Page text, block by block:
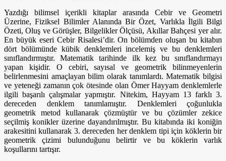
Yazdığı bilimsel içerikli kitaplar arasında Cebir ve Geometri
Üzerine, Fiziksel Bilimler Alanında Bir Özet, Varlıkla İlgili Bilgi
Özeti, Oluş ve Görüşler, Bilgelikler Ölçüsü, Akıllar Bahçesi yer alır.
En büyük eseri Cebir Risalesi’dir.On bölümden oluşan bu kitabın
dört bölümünde kübik denklemleri incelemiş ve bu denklemleri
sınıflandırmıştır. Matematik tarihinde ilk kez bu sınıflandırmayı
yapan kişidir. O cebiri, sayısal ve geometrik bilinmeyenlerin
belirlenmesini amaçlayan bilim olarak tanımlardı. Matematik bilgisi
ve yeteneği zamanın çok ötesinde olan Ömer Hayyam denklemlerle
ilgili başarılı çalışmalar yapmıştır. Nitekim, Hayyam 13 farklı 3.
dereceden denklem tanımlamıştır. Denklemleri çoğunlukla
geometrik metod kullanarak çözmüştür ve bu çözümler zekice
seçilmiş konikler üzerine dayandırılmıştır. Bu kitabında iki koniğin
arakesitini kullanarak 3. dereceden her denklem tipi için köklerin bir
geometrik çizimi bulunduğunu belirtir ve bu köklerin varlık
koşullarını tartışır.